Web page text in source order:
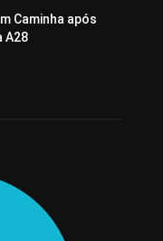
Caminha após
A28